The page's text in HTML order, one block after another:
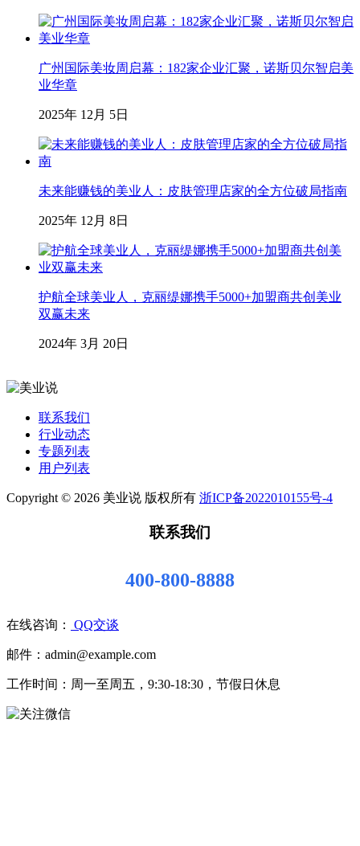
广州国际美妆周启幕：182家企业汇聚，诺斯贝尔智启美
业华章
2025年 12月 5日
未来能赚钱的美业人：皮肤管理店家的全方位破局指南
2025年 12月 8日
护航全球美业人，克丽缇娜携手5000+加盟商共创美业
双赢未来
2024年 3月 20日
联系我们
行业动态
专题列表
用户列表
Copyright © 2026 美业说 版权所有 浙ICP备2022010155号-4
联系我们
400-800-8888
在线咨询： QQ交谈
邮件：admin@example.com
工作时间：周一至周五，9:30-18:30，节假日休息